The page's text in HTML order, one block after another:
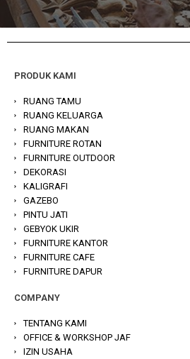
PRODUK KAMI
RUANG TAMU
RUANG KELUARGA
RUANG MAKAN
FURNITURE ROTAN
FURNITURE OUTDOOR
DEKORASI
KALIGRAFI
GAZEBO
PINTU JATI
GEBYOK UKIR
FURNITURE KANTOR
FURNITURE CAFE
FURNITURE DAPUR
COMPANY
TENTANG KAMI
OFFICE & WORKSHOP JAF
IZIN USAHA